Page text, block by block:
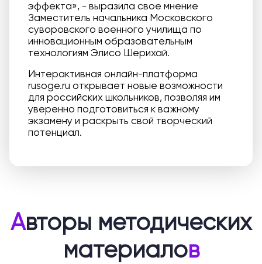
эффекта», - выразила свое мнение
Заместитель начальника Московского
суворовского военного училища по
инновационным образовательным
технологиям Элисо Шерихай.
Интерактивная онлайн-платформа
rusoge.ru открывает новые возможности
для российских школьников, позволяя им
уверенно подготовиться к важному
экзамену и раскрыть свой творческий
потенциал.
Авторы методических
материалов